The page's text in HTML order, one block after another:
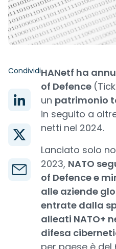
CondividiHANetf ha
of Defence
un patrimonio
in seguito a
netti nel 2024.
Lanciato solo
2023, NATO
of Defence e
alle aziende
entrate dalla
alleati NATO+
difesa